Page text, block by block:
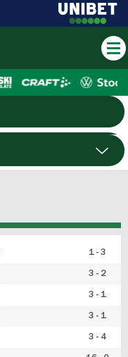
1 - 3
3 - 2
3 - 1
3 - 1
3 - 4